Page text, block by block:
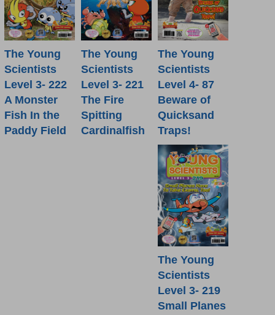
The Young
Scientists
Level 3- 222
A Monster
Fish In the
Paddy Field
The Young
Scientists
Level 3- 221
The Fire
Spitting
Cardinalfish
The Young
Scientists
Level 4- 87
Beware of
Quicksand
Traps!
The Young
Scientists
Level 3- 219
Small Planes